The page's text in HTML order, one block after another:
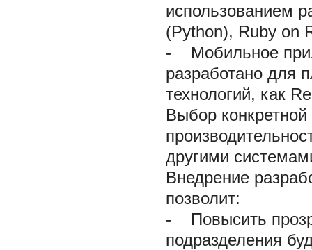
использованием
(Python), Ruby on
-
Мобильное
разработано для
технологий, как
Выбор конкретной
другими
Внедрение
позволит:
-
Повысить
подразделения